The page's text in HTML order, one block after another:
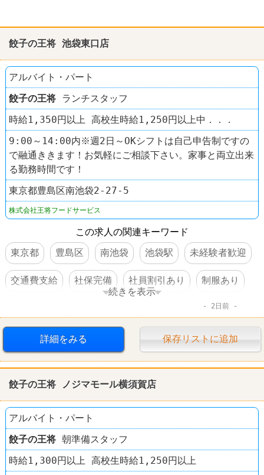
餃子の王将 池袋東口店
アルバイト・パート
餃子の王将 ランチスタッフ
時給1,350円以上 高校生時給1,250円以上中．．．
9:00～14:00内※週2日～OKシフトは自己申告制ですの
で融通ききます！お気軽にご相談下さい。家事と両立出来
る勤務時間です！
東京都豊島区南池袋2-27-5
株式会社王将フードサービス
この求人の関連キーワード
東京都
豊島区 南池袋 池袋駅 未経験者歓迎
交通費支給 社保完備 社員割引あり 制服あり
続きを表示
2日前
詳細をみる 保存リストに追加
餃子の王将 ノジマモール横須賀店
アルバイト・パート
餃子の王将 朝準備スタッフ
時給1,300円以上 高校生時給1,250円以上